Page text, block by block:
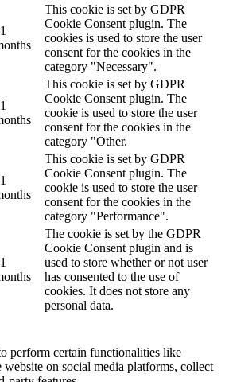
This cookie is set by GDPR
Cookie Consent plugin. The
cookies is used to store the user
consent for the cookies in the
category "Necessary".
This cookie is set by GDPR
Cookie Consent plugin. The
cookie is used to store the user
consent for the cookies in the
category "Other.
This cookie is set by GDPR
Cookie Consent plugin. The
cookie is used to store the user
consent for the cookies in the
category "Performance".
The cookie is set by the GDPR
Cookie Consent plugin and is
used to store whether or not user
has consented to the use of
cookies. It does not store any
personal data.
perform certain functionalities like
website on social media platforms, collect